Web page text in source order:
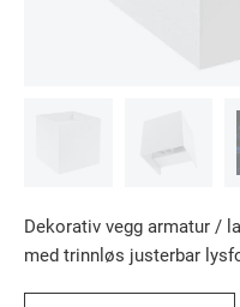
Dekorativ vegg armatur /
med trinnløs justerbar